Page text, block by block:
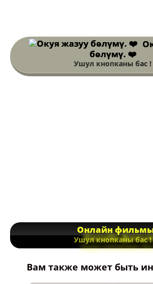
бөлүмү. ❤️
Ушул кнопканы бас !
Онлайн фильмы
Ушул кнопканы бас !
Вам также может быть